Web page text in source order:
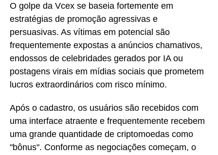
O golpe da Vcex se baseia fortemente em
estratégias de promoção agressivas e
persuasivas. As vítimas em potencial são
frequentemente expostas a anúncios chamativos,
endossos de celebridades gerados por IA ou
postagens virais em mídias sociais que prometem
lucros extraordinários com risco mínimo.
Após o cadastro, os usuários são recebidos com
uma interface atraente e frequentemente recebem
uma grande quantidade de criptomoedas como
"bônus". Conforme as negociações começam, o